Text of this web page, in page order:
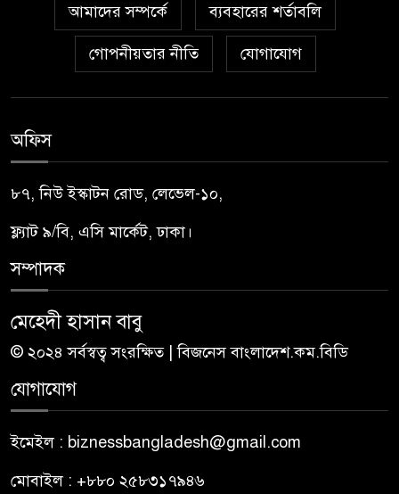
আমাদের সম্পর্কে ব্যবহারের শর্তাবলি
গোপনীয়তার নীতি যোগাযোগ
অফিস
৮৭, নিউ ইস্কাটন রোড, লেভেল-১০,
ফ্ল্যাট ৯/বি, এসি মার্কেট, ঢাকা।
সম্পাদক
মেহেদী হাসান বাবু
© ২০২৪ সর্বস্বত্ব সংরক্ষিত | বিজনেস বাংলাদেশ.কম.বিডি
যোগাযোগ
ইমেইল : biznessbangladesh@gmail.com
মোবাইল : +৮৮০ ২৫৮৩১৭৯৪৬